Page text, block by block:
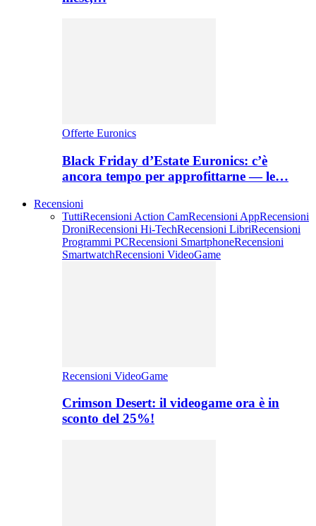
Offerte Euronics
Black Friday d’Estate Euronics: c’è
ancora tempo per approfittarne — le…
Recensioni
TuttiRecensioni Action CamRecensioni AppRecensioni
DroniRecensioni Hi-TechRecensioni LibriRecensioni
Programmi PCRecensioni SmartphoneRecensioni
SmartwatchRecensioni VideoGame
Recensioni VideoGame
Crimson Desert: il videogame ora è in
sconto del 25%!